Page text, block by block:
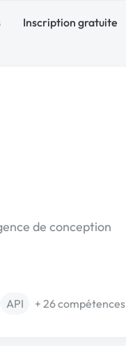
Inscription gratuite
de conception
API + 26 compétences